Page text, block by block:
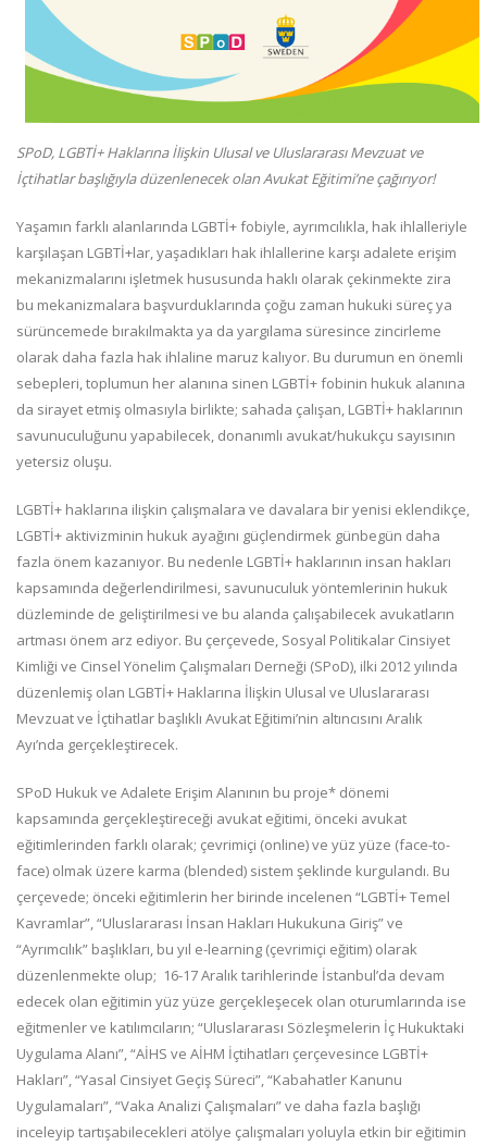
SPoD, LGBTİ+ Haklarına İlişkin Ulusal ve Uluslararası Mevzuat ve
İçtihatlar başlığıyla düzenlenecek olan Avukat Eğitimi’ne çağırıyor!
Yaşamın farklı alanlarında LGBTİ+ fobiyle, ayrımcılıkla, hak ihlalleriyle
karşılaşan LGBTİ+lar, yaşadıkları hak ihlallerine karşı adalete erişim
mekanizmalarını işletmek hususunda haklı olarak çekinmekte zira
bu mekanizmalara başvurduklarında çoğu zaman hukuki süreç ya
sürüncemede bırakılmakta ya da yargılama süresince zincirleme
olarak daha fazla hak ihlaline maruz kalıyor. Bu durumun en önemli
sebepleri, toplumun her alanına sinen LGBTİ+ fobinin hukuk alanına
da sirayet etmiş olmasıyla birlikte; sahada çalışan, LGBTİ+ haklarının
savunuculuğunu yapabilecek, donanımlı avukat/hukukçu sayısının
yetersiz oluşu.
LGBTİ+ haklarına ilişkin çalışmalara ve davalara bir yenisi eklendikçe,
LGBTİ+ aktivizminin hukuk ayağını güçlendirmek günbegün daha
fazla önem kazanıyor. Bu nedenle LGBTİ+ haklarının insan hakları
kapsamında değerlendirilmesi, savunuculuk yöntemlerinin hukuk
düzleminde de geliştirilmesi ve bu alanda çalışabilecek avukatların
artması önem arz ediyor. Bu çerçevede, Sosyal Politikalar Cinsiyet
Kimliği ve Cinsel Yönelim Çalışmaları Derneği (SPoD), ilki 2012 yılında
düzenlemiş olan LGBTİ+ Haklarına İlişkin Ulusal ve Uluslararası
Mevzuat ve İçtihatlar başlıklı Avukat Eğitimi’nin altıncısını Aralık
Ayı’nda gerçekleştirecek.
SPoD Hukuk ve Adalete Erişim Alanının bu proje* dönemi
kapsamında gerçekleştireceği avukat eğitimi, önceki avukat
eğitimlerinden farklı olarak; çevrimiçi (online) ve yüz yüze (face-to-
face) olmak üzere karma (blended) sistem şeklinde kurgulandı. Bu
çerçevede; önceki eğitimlerin her birinde incelenen “LGBTİ+ Temel
Kavramlar”, “Uluslararası İnsan Hakları Hukukuna Giriş” ve
“Ayrımcılık” başlıkları, bu yıl e-learning (çevrimiçi eğitim) olarak
düzenlenmekte olup; 16-17 Aralık tarihlerinde İstanbul’da devam
edecek olan eğitimin yüz yüze gerçekleşecek olan oturumlarında ise
eğitmenler ve katılımcıların; “Uluslararası Sözleşmelerin İç Hukuktaki
Uygulama Alanı”, “AİHS ve AİHM İçtihatları çerçevesince LGBTİ+
Hakları”, “Yasal Cinsiyet Geçiş Süreci”, “Kabahatler Kanunu
Uygulamaları”, “Vaka Analizi Çalışmaları” ve daha fazla başlığı
inceleyip tartışabilecekleri atölye çalışmaları yoluyla etkin bir eğitimin